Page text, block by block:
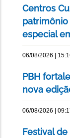
Centros
especial
06/08/2026 |
PBH
nova
06/08/2026 |
Festival